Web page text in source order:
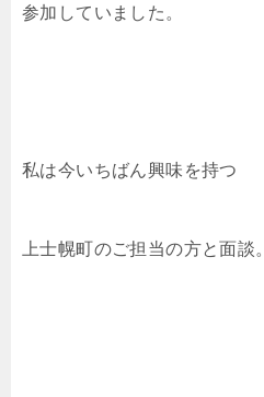
参加していました。
私は今いちばん興味を持つ
上士幌町のご担当の方と面談。